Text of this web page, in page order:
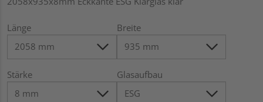
Länge Breite
Stärke Glasaufbau